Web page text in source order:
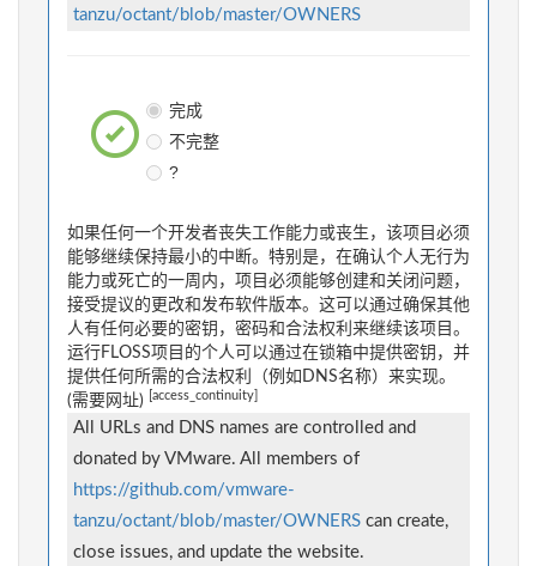
tanzu/octant/blob/master/OWNERS
完成
不完整
?
如果任何一个开发者丧失工作能力或丧生，该项目必须
能够继续保持最小的中断。特别是，在确认个人无行为
能力或死亡的一周内，项目必须能够创建和关闭问题，
接受提议的更改和发布软件版本。这可以通过确保其他
人有任何必要的密钥，密码和合法权利来继续该项目。
运行FLOSS项目的个人可以通过在锁箱中提供密钥，并
提供任何所需的合法权利（例如DNS名称）来实现。
(需要网址)
[access_continuity]
All URLs and DNS names are controlled and
donated by VMware. All members of
https://github.com/vmware-
tanzu/octant/blob/master/OWNERS can create,
close issues, and update the website.